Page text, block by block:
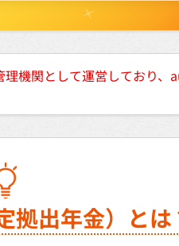
機関として運営しており、
拠出年金）とは